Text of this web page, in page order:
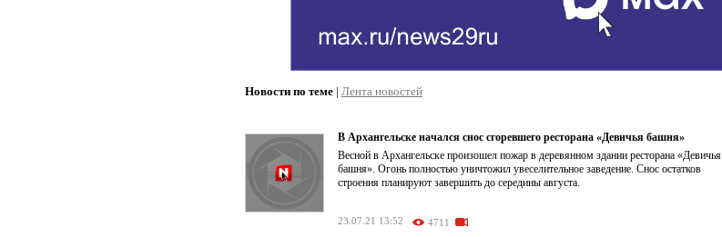
Новости по теме | Лента новостей
В Архангельске начался снос сгоревшего ресторана «Девичья башня»
Весной в Архангельске произошел пожар в деревянном здании ресторана «Девичья
башня». Огонь полностью уничтожил увеселительное заведение. Снос остатков
строения планируют завершить до середины августа.
23.07.21 13:52 4711